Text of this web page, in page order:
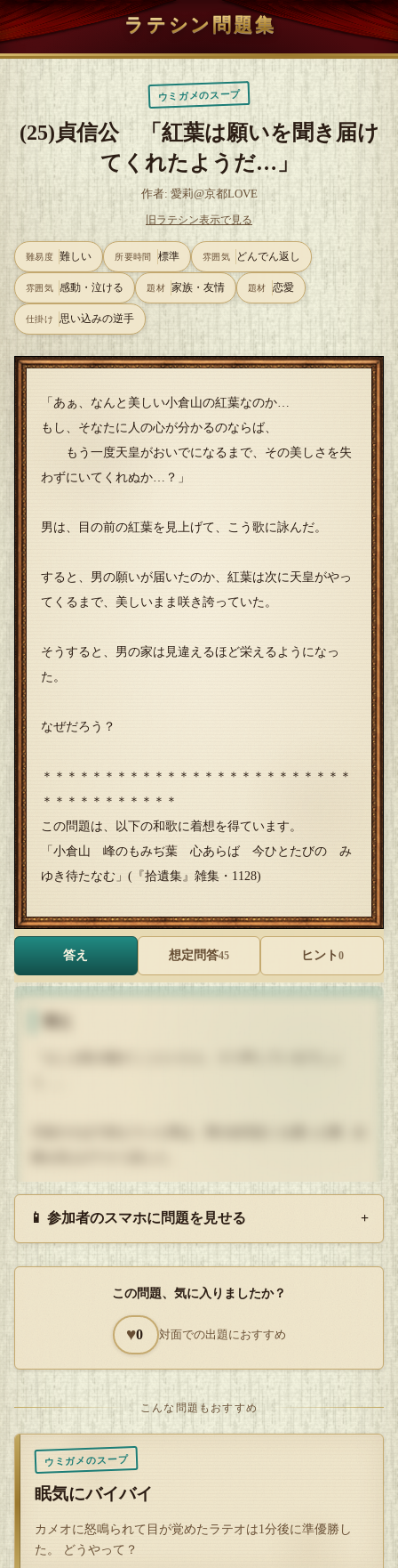
ラテシン問題集
ウミガメのスープ
(25)貞信公 「紅葉は願いを聞き届け
てくれたようだ…」
作者: 愛莉@京都LOVE
旧ラテシン表示で見る
難易度 難しい 所要時間 標準 雰囲気 どんでん返し
雰囲気 感動・泣ける 題材 家族・友情 題材 恋愛
仕掛け 思い込みの逆手
「あぁ、なんと美しい小倉山の紅葉なのか…
もし、そなたに人の心が分かるのならば、
もう一度天皇がおいでになるまで、その美しさを失
わずにいてくれぬか…？」
男は、目の前の紅葉を見上げて、こう歌に詠んだ。
すると、男の願いが届いたのか、紅葉は次に天皇がやっ
てくるまで、美しいまま咲き誇っていた。
そうすると、男の家は見違えるほど栄えるようになっ
た。
なぜだろう？
＊＊＊＊＊＊＊＊＊＊＊＊＊＊＊＊＊＊＊＊＊＊＊＊＊
＊＊＊＊＊＊＊＊＊＊＊
この問題は、以下の和歌に着想を得ています。
「小倉山 峰のもみぢ葉 心あらば 今ひとたびの み
ゆき待たなむ」(『拾遺集』雑集・1128)
答え 想定問答45 ヒント 0
こうまで風流の理解できる男の元で育てられた娘とは、一体
そして、その日の晩に天皇自ら男の娘の元へ出向き、娘に惚
れた天皇は、あろうことかプロポーズまでしてしまった。
その際に、件の紅葉の前をもう一度通ったのである。
当然、紅葉は美しいままであった。
天皇からの申し出を断るはずもなく、娘は天皇の妃となっ
天皇家と外戚関係になった男の家は、見違える程栄えるよう
になったのだそうだ。
📱 参加者のスマホに問題を見せる +
この問題、気に入りましたか？
♥0 対面での出題におすすめ
こんな問題もおすすめ
ウミガメのスープ
眠気にバイバイ
カメオに怒鳴られて目が覚めたラテオは1分後に準優勝し
た。 どうやって？